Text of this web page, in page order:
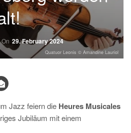
On 29. February 2024
Quatuor Leonis © Amandine Lauriol
Jazz feiern die Heures Musicales
Jubiläum mit einem